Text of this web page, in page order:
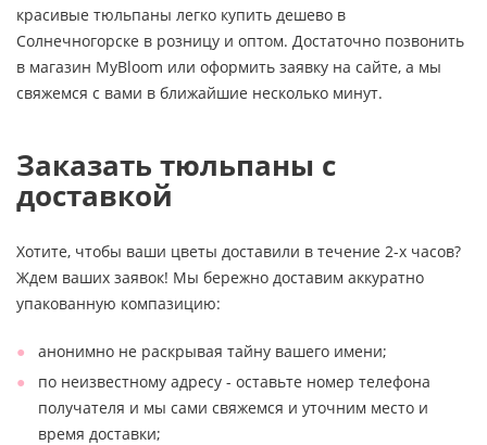
красивые тюльпаны легко купить дешево в
Солнечногорске в розницу и оптом. Достаточно позвонить
в магазин MyBloom или оформить заявку на сайте, а мы
свяжемся с вами в ближайшие несколько минут.
Заказать тюльпаны с
доставкой
Хотите, чтобы ваши цветы доставили в течение 2-х часов?
Ждем ваших заявок! Мы бережно доставим аккуратно
упакованную компазицию:
анонимно не раскрывая тайну вашего имени;
по неизвестному адресу - оставьте номер телефона
получателя и мы сами свяжемся и уточним место и
время доставки;